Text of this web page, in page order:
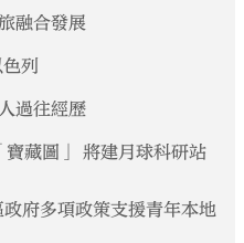
融合發展
列
過往經歷
藏圖」 將建月球科研站
府多項政策支援青年本地